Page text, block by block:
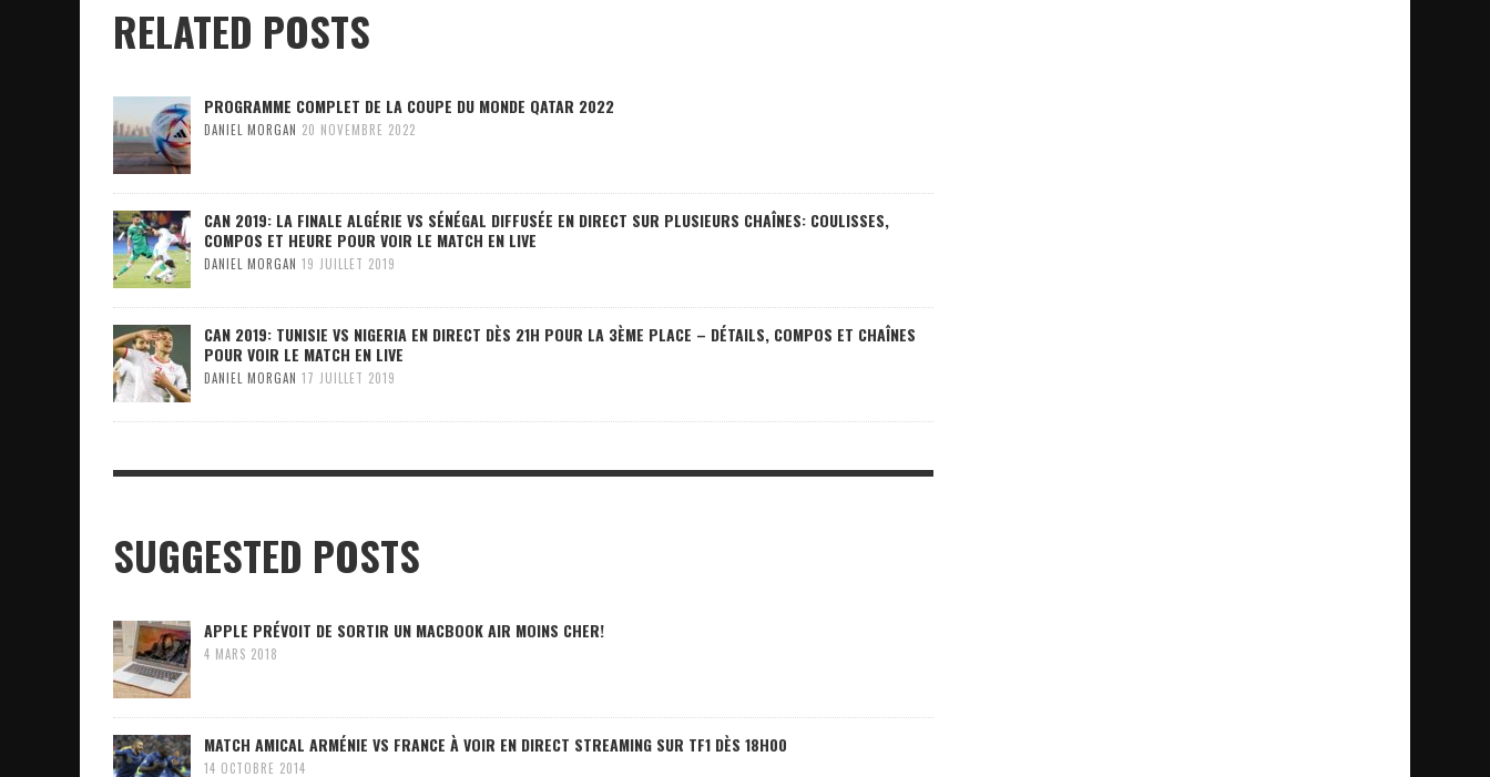
RELATED POSTS
PROGRAMME COMPLET DE LA COUPE DU MONDE QATAR 2022
DANIEL MORGAN 20 NOVEMBRE 2022
CAN 2019: LA FINALE ALGÉRIE VS SÉNÉGAL DIFFUSÉE EN DIRECT SUR PLUSIEURS CHAÎNES: COULISSES,
COMPOS ET HEURE POUR VOIR LE MATCH EN LIVE
DANIEL MORGAN 19 JUILLET 2019
CAN 2019: TUNISIE VS NIGERIA EN DIRECT DÈS 21H POUR LA 3ÈME PLACE – DÉTAILS, COMPOS ET CHAÎNES
POUR VOIR LE MATCH EN LIVE
DANIEL MORGAN 17 JUILLET 2019
SUGGESTED POSTS
APPLE PRÉVOIT DE SORTIR UN MACBOOK AIR MOINS CHER!
4 MARS 2018
MATCH AMICAL ARMÉNIE VS FRANCE À VOIR EN DIRECT STREAMING SUR TF1 DÈS 18H00
14 OCTOBRE 2014